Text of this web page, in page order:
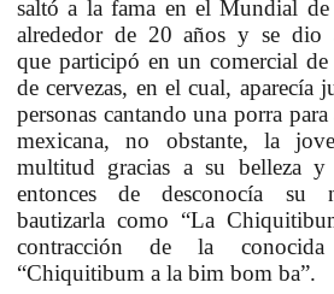
saltó a la fama en elMundial
alrededor de 20 años y se dio
que participó en un comercial de
de cervezas, en el cual, aparecía
personas cantando una porra
mexicana, no obstante, la
multitud gracias a su belleza
entonces de desconocía su
bautizarla como “La
contracción de la
“Chiquitibum a la bim bom ba”.